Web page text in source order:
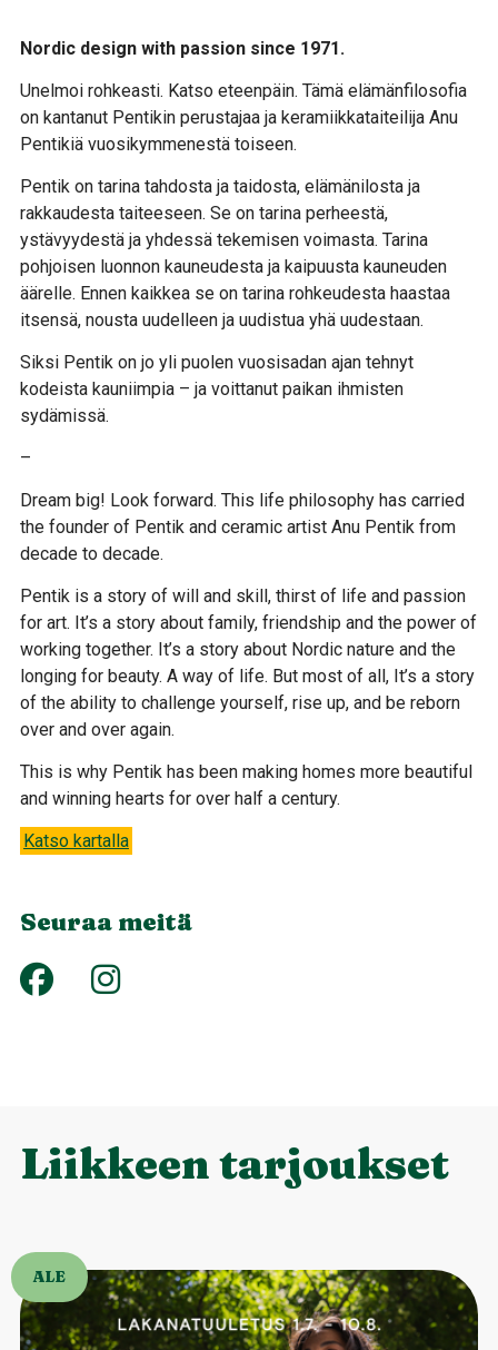
Nordic design with passion since 1971.
Unelmoi rohkeasti. Katso eteenpäin. Tämä elämänfilosofia
on kantanut Pentikin perustajaa ja keramiikkataiteilija Anu
Pentikiä vuosikymmenestä toiseen.
Pentik on tarina tahdosta ja taidosta, elämänilosta ja
rakkaudesta taiteeseen. Se on tarina perheestä,
ystävyydestä ja yhdessä tekemisen voimasta. Tarina
pohjoisen luonnon kauneudesta ja kaipuusta kauneuden
äärelle. Ennen kaikkea se on tarina rohkeudesta haastaa
itsensä, nousta uudelleen ja uudistua yhä uudestaan.
Siksi Pentik on jo yli puolen vuosisadan ajan tehnyt
kodeista kauniimpia – ja voittanut paikan ihmisten
sydämissä.
–
Dream big! Look forward. This life philosophy has carried
the founder of Pentik and ceramic artist Anu Pentik from
decade to decade.
Pentik is a story of will and skill, thirst of life and passion
for art. It’s a story about family, friendship and the power of
working together. It’s a story about Nordic nature and the
longing for beauty. A way of life. But most of all, It’s a story
of the ability to challenge yourself, rise up, and be reborn
over and over again.
This is why Pentik has been making homes more beautiful
and winning hearts for over half a century.
Katso kartalla
Seuraa meitä
Liikkeen tarjoukset
ALE